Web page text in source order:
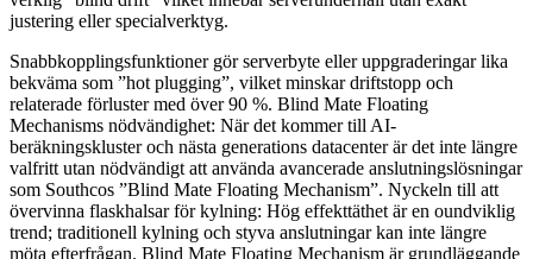
justering eller specialverktyg.
Snabbkopplingsfunktioner gör serverbyte eller uppgraderingar lika
bekväma som ”hot plugging”, vilket minskar driftstopp och
relaterade förluster med över 90 %. Blind Mate Floating
Mechanisms nödvändighet: När det kommer till AI-
beräkningskluster och nästa generations datacenter är det inte längre
valfritt utan nödvändigt att använda avancerade anslutningslösningar
som Southcos ”Blind Mate Floating Mechanism”. Nyckeln till att
övervinna flaskhalsar för kylning: Hög effekttäthet är en oundviklig
trend; traditionell kylning och styva anslutningar kan inte längre
möta efterfrågan. Blind Mate Floating Mechanism är grundläggande